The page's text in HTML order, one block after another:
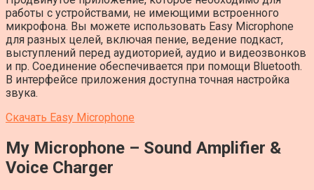
работы с устройствами, не имеющими встроенного
микрофона. Вы можете использовать Easy Microphone
для разных целей, включая пение, ведение подкаст,
выступлений перед аудиоторией, аудио и видеозвонков
и пр. Соединение обеспечивается при помощи Bluetooth.
В интерфейсе приложения доступна точная настройка
звука.
Скачать Easy Microphone
My Microphone – Sound Amplifier &
Voice Charger